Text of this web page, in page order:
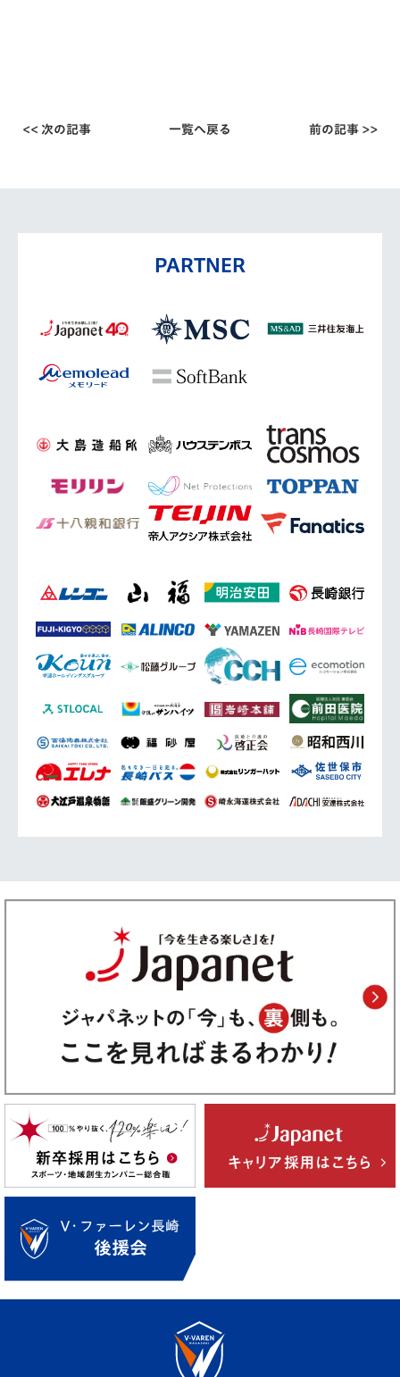
<< 次の記事 一覧へ戻る 前の記事 >>
PARTNER